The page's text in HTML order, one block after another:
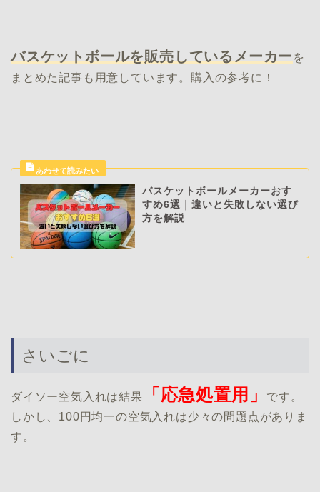
バスケットボールを販売しているメーカー を
まとめた記事も用意しています。購入の参考に！
バスケットボールメーカーおす
すめ6選｜違いと失敗しない選び
方を解説
さいごに
ダイソー空気入れは結果 「応急処置用」
です。
しかし、100円均一の空気入れは少々の問題点がありま
す。